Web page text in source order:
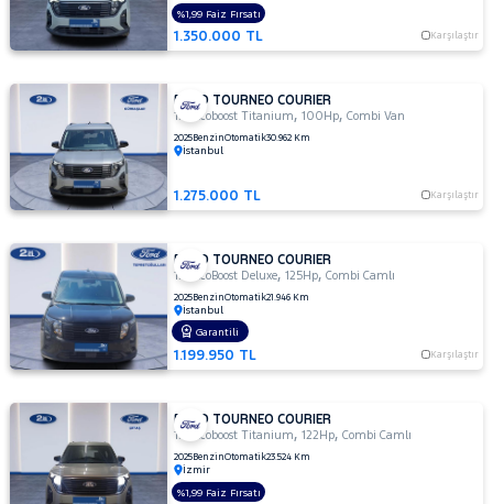
TDCi
Delux
1.5TDCI
TITANIUM
100 HP
1.6 TDCI
TITANIUM
1.6 TDCI
MCA 1.5
TDCI 95
PS
Titanıum
Plus
TOURNEO
COURIER
TOURNEO
CUSTOM
TRANSIT
TRANSIT
1.350.000 TL Karşılaştır
%1,99 Faiz Fırsatı
FORD TOURNEO COURIER
1.0 Ecoboost Titanium,100Hp,Combi Van
2025BenzinOtomatik30.962 Km
İstanbul
1.275.000 TL Karşılaştır
FORD TOURNEO COURIER
1.0 EcoBoost Deluxe,125Hp,Combi Camlı
2025BenzinOtomatik21.946 Km
İstanbul
1.199.950 TL Karşılaştır
Garantili
FORD TOURNEO COURIER
1.0 Ecoboost Titanium,122Hp,Combi Camlı
2025BenzinOtomatik23.524 Km
İzmir
%1,99 Faiz Fırsatı